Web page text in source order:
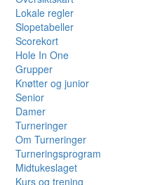
Lokale regler
Slopetabeller
Scorekort
Hole In One
Grupper
Knøtter og junior
Senior
Damer
Turneringer
Om Turneringer
Turneringsprogram
Midtukeslaget
Kurs og trening